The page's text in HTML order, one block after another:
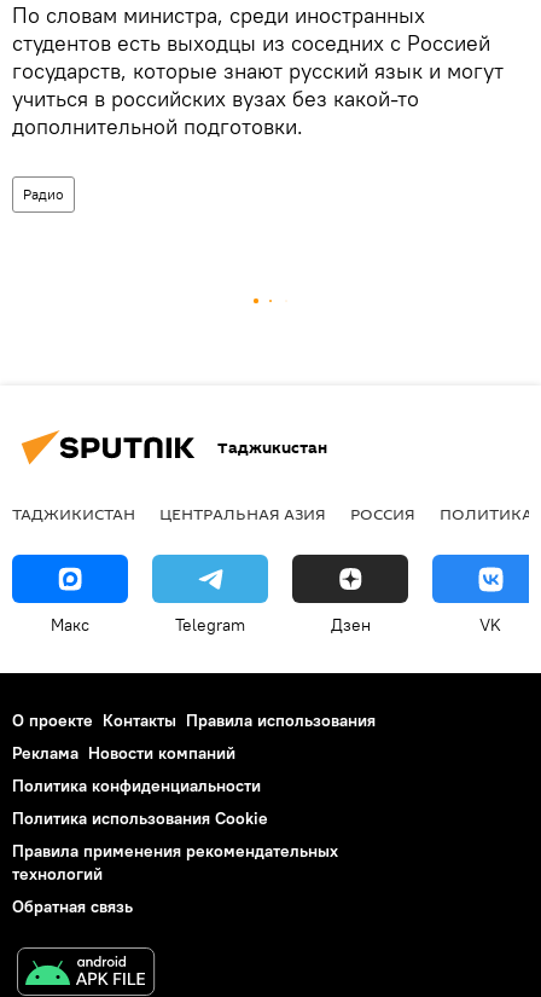
По словам министра, среди иностранных
студентов есть выходцы из соседних с Россией
государств, которые знают русский язык и могут
учиться в российских вузах без какой-то
дополнительной подготовки.
Радио
Таджикистан
ТАДЖИКИСТАН ЦЕНТРАЛЬНАЯ АЗИЯ РОССИЯ ПОЛИТИКА
Макс Telegram Дзен VK
О проекте Контакты Правила использования
Реклама Новости компаний
Политика конфиденциальности
Политика использования Cookie
Правила применения рекомендательных
технологий
Обратная связь